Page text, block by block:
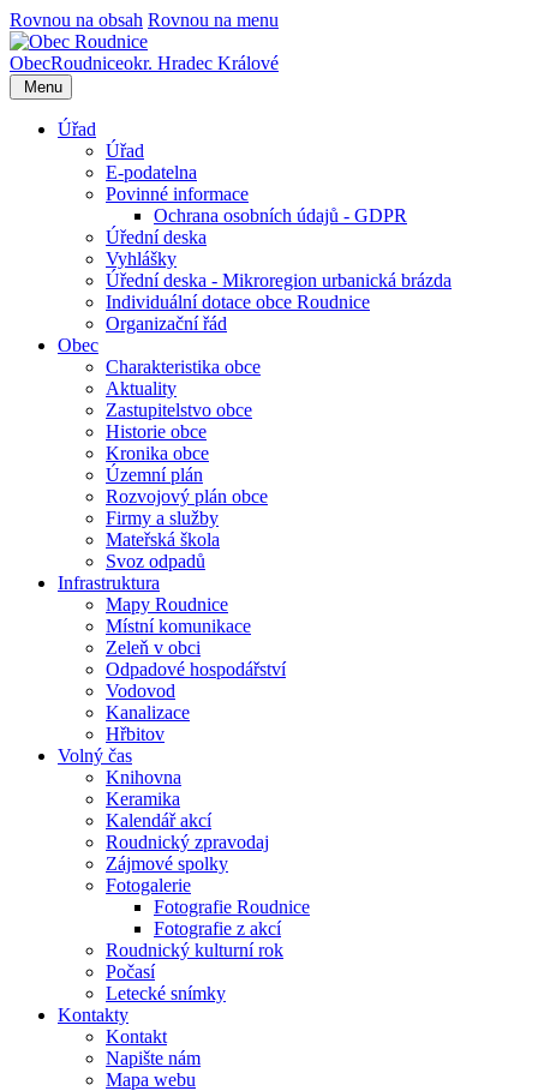
Rovnou na obsah Rovnou na menu
ObecRoudniceokr. Hradec Králové
Menu
Úřad
Úřad
E-podatelna
Povinné informace
Ochrana osobních údajů - GDPR
Úřední deska
Vyhlášky
Úřední deska - Mikroregion urbanická brázda
Individuální dotace obce Roudnice
Organizační řád
Obec
Charakteristika obce
Aktuality
Zastupitelstvo obce
Historie obce
Kronika obce
Územní plán
Rozvojový plán obce
Firmy a služby
Mateřská škola
Svoz odpadů
Infrastruktura
Mapy Roudnice
Místní komunikace
Zeleň v obci
Odpadové hospodářství
Vodovod
Kanalizace
Hřbitov
Volný čas
Knihovna
Keramika
Kalendář akcí
Roudnický zpravodaj
Zájmové spolky
Fotogalerie
Fotografie Roudnice
Fotografie z akcí
Roudnický kulturní rok
Počasí
Letecké snímky
Kontakty
Kontakt
Napište nám
Mapa webu